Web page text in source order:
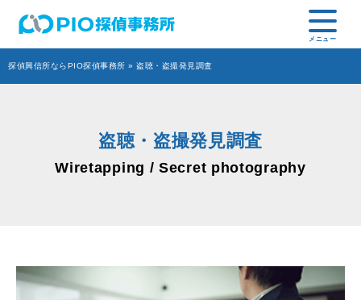
探偵興信所ならPIO探偵事務所 » 盗聴・盗撮発見調査
盗聴・盗撮発見調査
Wiretapping / Secret photography